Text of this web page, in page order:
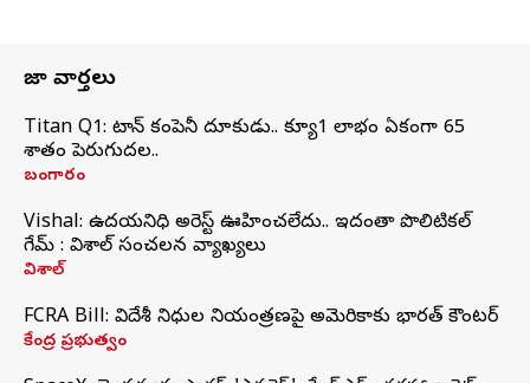
తాజా వార్తలు
Titan Q1: టైటాన్ కంపెనీ దూకుడు.. క్యూ1 లాభం ఏకంగా 65
శాతం పెరుగుదల..
బంగారం
Vishal: ఉదయనిధి అరెస్ట్‌ ఊహించలేదు.. ఇదంతా పొలిటికల్
గేమ్ : విశాల్ సంచలన వ్యాఖ్యలు
విశాల్
FCRA Bill: విదేశీ నిధుల నియంత్రణపై అమెరికాకు భారత్‌ కౌంటర్
కేంద్ర ప్రభుత్వం